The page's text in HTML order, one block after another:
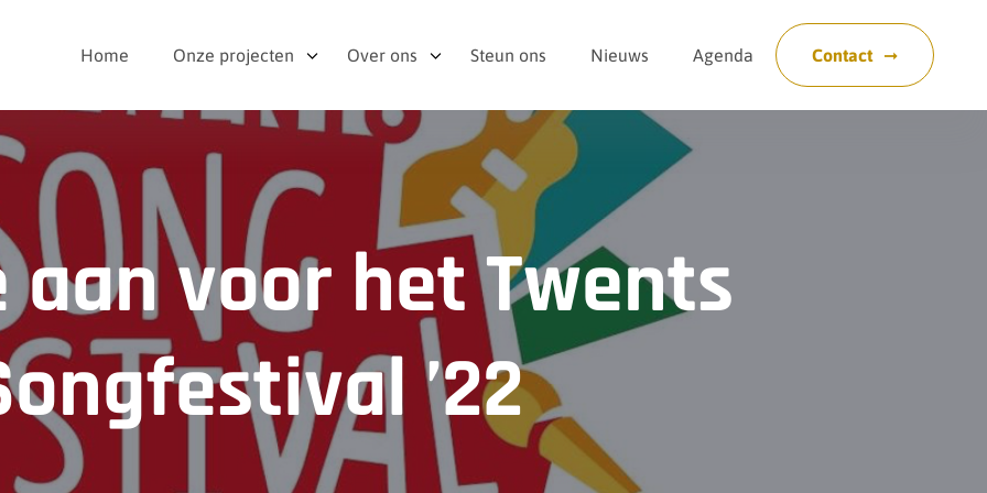
Home
Onze projecten Over ons Steun ons Nieuws Agenda Contact
aan voor het Twents
’22